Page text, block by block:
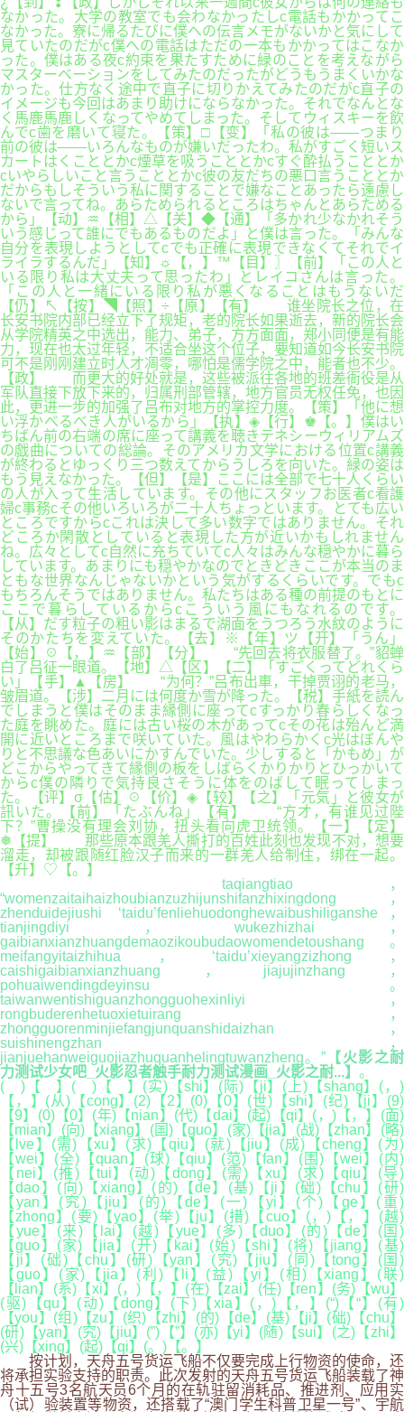
なかった。大学の教室でも会わなかったしc電話もかかってこ
なかった。寮に帰るたびに僕への伝言メモがないかと気にして
見ていたのだがc僕への電話はただの一本もかかってはこなか
った。僕はある夜c約束を果たすために緑のことを考えながら
マスターベーションをしてみたのだったがどうもうまくいかな
かった。仕方なく途中で直子に切りかえてみたのだがc直子の
イメージも今回はあまり助けにならなかった。それでなんとな
く馬鹿馬鹿しくなってやめてしまった。そしてウィスキーを飲
んでc歯を磨いて寝た。【策】□【变】「私の彼は――つまり
前の彼は――いろんなものが嫌いだったわ。私がすごく短いス
カートはくこととかc煙草を吸うこととかcすぐ酔払うこととか
cいやらしいこと言うこととかc彼の友だちの悪口言うこととか
だからもしそういう私に関することで嫌なことあったら遠慮し
ないで言ってね。あらためられるところはちゃんとあらためる
から」【动】♒【相】△【关】◆【通】「多かれ少なかれそう
いう感じって誰にでもあるものだよ」と僕は言った。「みんな
自分を表現しようとしてcでも正確に表現できなくてそれでイ
ライラするんだ」【知】☼【，】™【目】〗【前】「この人と
いる限り私は大丈夫って思ったわ」とレイコさんは言った。
「この人と一緒にいる限り私が悪くなることはもうないだ
【仍】↖【按】◥【照】÷【原】【有】 谁坐院长之位，在
长安书院内部已经立下了规矩，老的院长如果逝去，新的院长会
从学院精英之中选出，能力、弟子，方方面面，郑小同便是有能
力，现在也太过年轻，不适合坐这个位子，要知道如今长安书院
可不是刚刚建立时人才凋零，哪怕是儒学院之中，能者也不少。
【政】 而更大的好处就是，这些被派往各地的班差衙役是从
军队直接下放下来的，归属刑部管辖，地方官员无权任免，也因
此，更进一步的加强了吕布对地方的掌控力度。【策】「他に想
い浮かべるべき人がいるから」【执】◈【行】♚【。】僕はい
ちばん前の右端の席に座って講義を聴きテネシーウィリアムズ
の戯曲についての総論。そのアメリカ文学における位置c講義
が終わるとゆっくり三つ数えてからうしろを向いた。緑の姿は
もう見えなかった。【但】【是】ここには全部で七十人くらい
の人が入って生活しています。その他にスタッフお医者c看護
婦c事務cその他いろいろが二十人ちょっといます。とても広い
ところですからcこれは決して多い数字ではありません。それ
どころか閑散としていると表現した方が近いかもしれません
ね。広々としてc自然に充ちていてc人々はみんな穏やかに暮ら
しています。あまりにも穏やかなのでときどきここが本当のま
ともな世界なんじゃないかという気がするくらいです。でもc
もちろんそうではありません。私たちはある種の前提のもとに
ここで暮らしているからcこういう風にもなれるのです。
【从】だす粒子の粗い影はまるで湖面をうつろう水紋のように
そのかたちを変えていた。【去】※【年】ツ【开】「うん」
【始】☉【，】♒【部】【分】 “先回去将衣服替了。”貂蝉
白了吕征一眼道。【地】△【区】【二】「すごくってどれくら
い」【手】▲【房】 “为何？”吕布出車，干掉贾诩的老马，
皱眉道。【涉】二月には何度か雪が降った。【税】手紙を読ん
でしまうと僕はそのまま縁側に座ってcすっかり春らしくなっ
た庭を眺めた。庭には古い桜の木があってcその花は殆んど満
開に近いところまで咲いていた。風はやわらかくc光はぼんや
りと不思議な色あいにかすんでいた。少しすると「かもめ」が
どこからやってきて縁側の板をしばらくかりかりとひっかいて
からc僕の隣りで気持良さそうに体をのばして眠ってしまっ
た。【评】σ【估】☉【价】◈【较】【之】「元気」と彼女が
訊いた。【前】「たぶんね」【有】 “方才，有谁见过陛
下？”曹操没有理会刘协，扭头看向虎卫统领。【一】【定】
❅【提】 那些原本跟羌人撕打的百姓此刻也发现不对，想要
溜走，却被跟随红脸汉子而来的一群羌人给制住，绑在一起。
【升】♡【。】
taqiangtiao，
“womenzaitaihaizhoubianzuzhijunshifanzhixingdong，
zhenduidejiushi ‘taidu’fenliehuodonghewaibushiliganshe，
tianjingdiyi，wukezhizhai，
gaibianxianzhuangdemaozikoubudaowomendetoushang。
meifangyitaizhihua，‘taidu’xieyangzizhong，
caishigaibianxianzhuang，jiajujinzhang，
pohuaiwendingdeyinsu。
taiwanwentishiguanzhongguohexinliyi，
rongbuderenhetuoxietuirang，
zhongguorenminjiefangjunquanshidaizhan，
suishinengzhan，
jianjuehanweiguojiazhuquanhelingtuwanzheng。”【火影之耐
力测试少女吧_火影忍者触手耐力测试漫画_火影之耐...】 。
( )【 】( )【 】(实)【shi】(际)【ji】(上)【shang】(，)
【，】(从)【cong】(2)【2】(0)【0】(世)【shi】(纪)【ji】(9)
【9】(0)【0】(年)【nian】(代)【dai】(起)【qi】(，)【，】(面)
【mian】(向)【xiang】(国)【guo】(家)【jia】(战)【zhan】(略)
【lve】(需)【xu】(求)【qiu】(就)【jiu】(成)【cheng】(为)
【wei】(全)【quan】(球)【qiu】(范)【fan】(围)【wei】(内)
【nei】(推)【tui】(动)【dong】(需)【xu】(求)【qiu】(导)
【dao】(向)【xiang】(的)【de】(基)【ji】(础)【chu】(研)
【yan】(究)【jiu】(的)【de】(一)【yi】(个)【ge】(重)
【zhong】(要)【yao】(举)【ju】(措)【cuo】(，)【，】(越)
【yue】(来)【lai】(越)【yue】(多)【duo】(的)【de】(国)
【guo】(家)【jia】(开)【kai】(始)【shi】(将)【jiang】(基)
【ji】(础)【chu】(研)【yan】(究)【jiu】(同)【tong】(国)
【guo】(家)【jia】(利)【li】(益)【yi】(相)【xiang】(联)
【lian】(系)【xi】(，)【，】(在)【zai】(任)【ren】(务)【wu】
(驱)【qu】(动)【dong】(下)【xia】(，)【，】(“)【“】(有)
【you】(组)【zu】(织)【zhi】(的)【de】(基)【ji】(础)【chu】
(研)【yan】(究)【jiu】(”)【”】(亦)【yi】(随)【sui】(之)【zhi】
(兴)【xing】(起)【qi】(。)【。】
按计划，天舟五号货运飞船不仅要完成上行物资的使命，还
将承担实验支持的职责。此次发射的天舟五号货运飞船装载了神
舟十五号3名航天员6个月的在轨驻留消耗品、推进剂、应用实
（试）验装置等物资，还搭载了“澳门学生科普卫星一号”、宇航